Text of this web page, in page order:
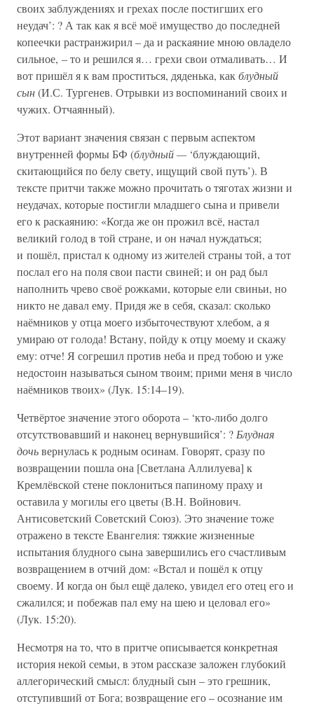
своих заблуждениях и грехах после постигших его
неудач’: ? А так как я всё моё имущество до последней
копеечки растранжирил – да и раскаяние мною овладело
сильное, – то и решился я… грехи свои отмаливать… И
вот пришёл я к вам проститься, дяденька, какблудный
сын(И.С. Тургенев. Отрывки из воспоминаний своих и
чужих. Отчаянный).
Этот вариант значения связан с первым аспектом
внутренней формы БФ (блудный —‘блуждающий,
скитающийся по белу свету, ищущий свой путь’). В
тексте притчи также можно прочитать о тяготах жизни и
неудачах, которые постигли младшего сына и привели
его к раскаянию: «Когда же он прожил всё, настал
великий голод в той стране, и он начал нуждаться;
и пошёл, пристал к одному из жителей страны той, а тот
послал его на поля свои пасти свиней; и он рад был
наполнить чрево своё рожками, которые ели свиньи, но
никто не давал ему. Придя же в себя, сказал: сколько
наёмников у отца моего избыточествуют хлебом, а я
умираю от голода! Встану, пойду к отцу моему и скажу
ему: отче! Я согрешил против неба и пред тобою и уже
недостоин называться сыном твоим; прими меня в число
наёмников твоих» (Лук. 15:14–19).
Четвёртое значение этого оборота – ‘кто-либо долго
отсутствовавший и наконец вернувшийся’: ? Блудная
дочьвернулась к родным осинам. Говорят, сразу по
возвращении пошла она [Светлана Аллилуева] к
Кремлёвской стене поклониться папиному праху и
оставила у могилы его цветы (В.Н. Войнович.
Антисоветский Советский Союз). Это значение тоже
отражено в тексте Евангелия: тяжкие жизненные
испытания блудного сына завершились его счастливым
возвращением в отчий дом: «Встал и пошёл к отцу
своему. И когда он был ещё далеко, увидел его отец его и
сжалился; и побежав пал ему на шею и целовал его»
(Лук. 15:20).
Несмотря на то, что в притче описывается конкретная
история некой семьи, в этом рассказе заложен глубокий
аллегорический смысл: блудный сын – это грешник,
отступивший от Бога; возвращение его – осознание им